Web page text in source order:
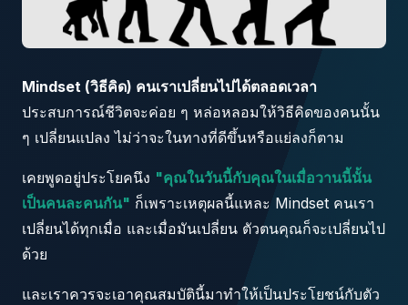
Mindset (วิธีคิด) คนเราเปลี่ยนไปได้ตลอดเวลา
ประสบการณ์ชีวิตจะค่อย ๆ หล่อหลอมให้วิธีคิดของคนนั้น
ๆ เปลี่ยนแปลง ไม่ว่าจะในทางที่ดีขึ้นหรือแย่ลงก็ตาม
เคยพูดอยู่ประโยคนึง "คุณในวันนี้กับคุณในเมื่อวานนี้นั้น
เป็นคนละคนกัน" ก็เพราะเหตุผลนี้แหละ Mindset คนเรา
เปลี่ยนได้ทุกเมื่อ และเมื่อมันเปลี่ยน ตัวตนคุณก็จะเปลี่ยนไป
ด้วย
และเราควรจะเอาคุณสมบัตินี้มาทำให้เป็นประโยชน์กับตัว